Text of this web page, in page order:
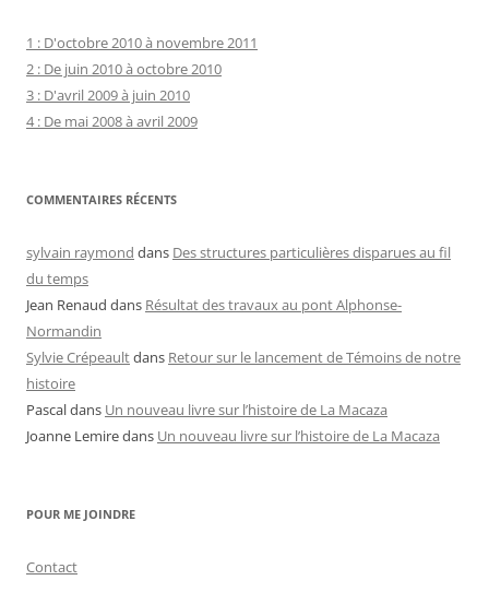
1 : D'octobre 2010 à novembre 2011
2 : De juin 2010 à octobre 2010
3 : D'avril 2009 à juin 2010
4 : De mai 2008 à avril 2009
COMMENTAIRES RÉCENTS
sylvain raymond dans Des structures particulières disparues au fil
du temps
Jean Renaud dans Résultat des travaux au pont Alphonse-
Normandin
Sylvie Crépeaultdans Retour sur le lancement de Témoins de notre
histoire
Pascaldans Un nouveau livre sur l’histoire de La Macaza
Joanne Lemiredans Un nouveau livre sur l’histoire de La Macaza
POUR ME JOINDRE
Contact